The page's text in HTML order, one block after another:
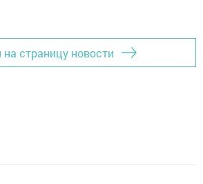
на страницу новости